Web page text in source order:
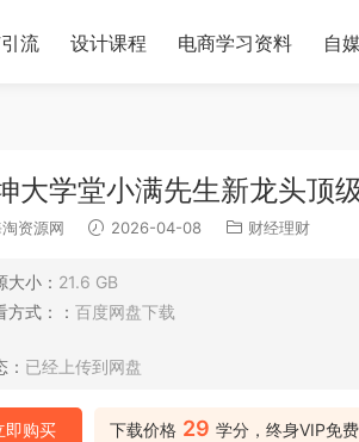
流 设计课程 电商学习资料 自
大学堂小满先生新龙头顶
资源网 2026-04-08 财经理财
大小： 21.6 GB
方式：： 百度网盘下载
： 已经上传到网盘
下载价格 29 学分，终身VIP免费
即购买